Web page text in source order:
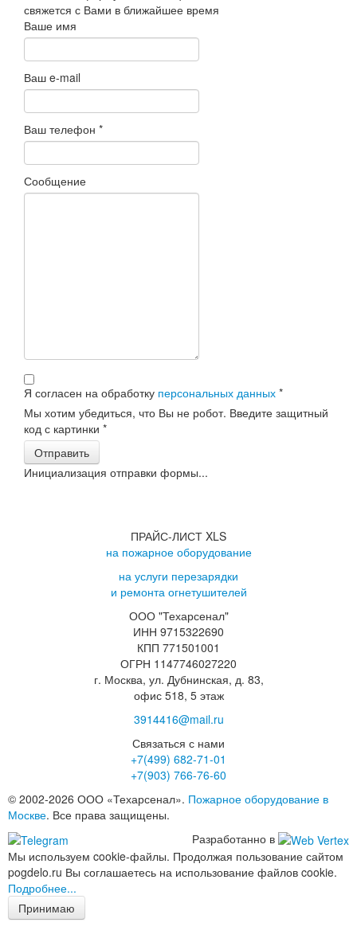
свяжется с Вами в ближайшее время
Ваше имя
Ваш e-mail
Ваш телефон *
Сообщение
Я согласен на обработку персональных данных *
Мы хотим убедиться, что Вы не робот. Введите защитный
код с картинки *
Отправить
Инициализация отправки формы...
ПРАЙС-ЛИСТ XLS
на пожарное оборудование
на услуги перезарядки
и ремонта огнетушителей
ООО "Техарсенал"
ИНН 9715322690
КПП 771501001
ОГРН 1147746027220
г. Москва, ул. Дубнинская, д. 83,
офис 518, 5 этаж
3914416@mail.ru
Связаться с нами
+7(499) 682-71-01
+7(903) 766-76-60
© 2002-2026 ООО «Техарсенал». Пожарное оборудование в
Москве. Все права защищены.
Разработанно в
Мы используем cookie-файлы. Продолжая пользование сайтом
pogdelo.ru Вы соглашаетесь на использование файлов cookie.
Подробнее...
Принимаю